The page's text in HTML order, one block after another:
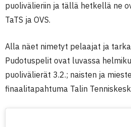
puolivälieriin ja tällä hetkellä ne
TaTS ja OVS.
Alla näet nimetyt pelaajat ja
Pudotuspelit ovat luvassa
puolivälierät 3.2.; naisten ja
finaalitapahtuma Talin